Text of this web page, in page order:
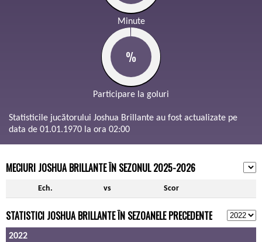
Minute
%
Participare la goluri
Statisticile jucătorului Joshua Brillante au fost actualizate pe
data de 01.01.1970 la ora 02:00
MECIURI JOSHUA BRILLANTE ÎN SEZONUL 2025-2026
Ech. vs Scor
STATISTICI JOSHUA BRILLANTE ÎN SEZOANELE PRECEDENTE
2022